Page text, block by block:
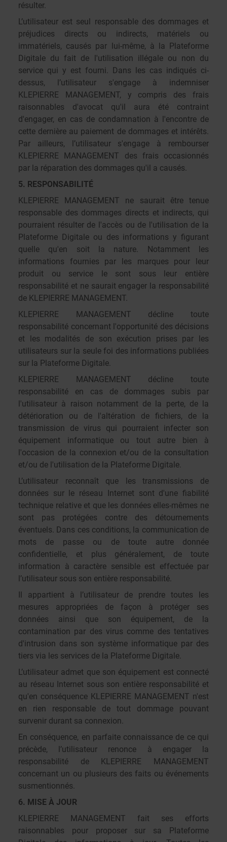
résulter.
L’utilisateur est seul responsable des dommages et
préjudices directs ou indirects, matériels ou
immatériels, causés par lui-même, à la Plateforme
Digitale du fait de l'utilisation illégale ou non du
service qui y est fourni. Dans les cas indiqués ci-
dessus, l’utilisateur s'engage à indemniser
KLEPIERRE MANAGEMENT, y compris des frais
raisonnables d'avocat qu'il aura été contraint
d'engager, en cas de condamnation à l'encontre de
cette dernière au paiement de dommages et intérêts.
Par ailleurs, l’utilisateur s'engage à rembourser
KLEPIERRE MANAGEMENT des frais occasionnés
par la réparation des dommages qu'il a causés.
5. RESPONSABILITÉ
KLEPIERRE MANAGEMENT ne saurait être tenue
responsable des dommages directs et indirects, qui
pourraient résulter de l'accès ou de l'utilisation de la
Plateforme Digitale ou des informations y figurant
quelle qu'en soit la nature. Notamment les
informations fournies par les marques pour leur
produit ou service le sont sous leur entière
responsabilité et ne saurait engager la responsabilité
de KLEPIERRE MANAGEMENT.
KLEPIERRE MANAGEMENT décline toute
responsabilité concernant l'opportunité des décisions
et les modalités de son exécution prises par les
utilisateurs sur la seule foi des informations publiées
sur la Plateforme Digitale.
KLEPIERRE MANAGEMENT décline toute
responsabilité en cas de dommages subis par
l'utilisateur à raison notamment de la perte, de la
détérioration ou de l'altération de fichiers, de la
transmission de virus qui pourraient infecter son
équipement informatique ou tout autre bien à
l'occasion de la connexion et/ou de la consultation
et/ou de l'utilisation de la Plateforme Digitale.
L’utilisateur reconnaît que les transmissions de
données sur le réseau Internet sont d'une fiabilité
technique relative et que les données elles-mêmes ne
sont pas protégées contre des détournements
éventuels. Dans ces conditions, la communication de
mots de passe ou de toute autre donnée
confidentielle, et plus généralement, de toute
information à caractère sensible est effectuée par
l’utilisateur sous son entière responsabilité.
Il appartient à l’utilisateur de prendre toutes les
mesures appropriées de façon à protéger ses
données ainsi que son équipement, de la
contamination par des virus comme des tentatives
d'intrusion dans son système informatique par des
tiers via les services de la Plateforme Digitale.
L’utilisateur admet que son équipement est connecté
au réseau Internet sous son entière responsabilité et
qu'en conséquence KLEPIERRE MANAGEMENT n'est
en rien responsable de tout dommage pouvant
survenir durant sa connexion.
En conséquence, en parfaite connaissance de ce qui
précède, l’utilisateur renonce à engager la
responsabilité de KLEPIERRE MANAGEMENT
concernant un ou plusieurs des faits ou événements
susmentionnés.
6. MISE À JOUR
KLEPIERRE MANAGEMENT fait ses efforts
raisonnables pour proposer sur sa Plateforme